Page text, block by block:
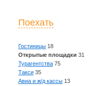
Поехать
Гостиницы 18
Открытые площадки 31
Турагентства 75
Такси 35
Авиа и ж/д кассы 13